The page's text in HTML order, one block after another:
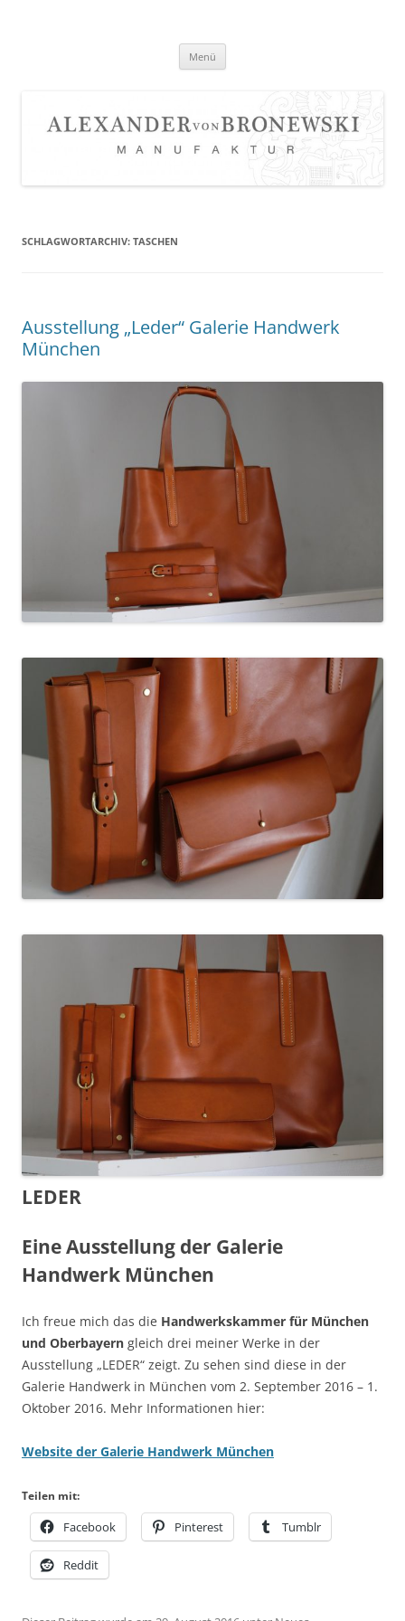
Menü
SCHLAGWORTARCHIV: TASCHEN
Ausstellung „Leder“ Galerie Handwerk
München
LEDER
Eine Ausstellung der Galerie
Handwerk München
Ich freue mich das die Handwerkskammer für München
und Oberbayern gleich drei meiner Werke in der
Ausstellung „LEDER“ zeigt. Zu sehen sind diese in der
Galerie Handwerk in München vom 2. September 2016 – 1.
Oktober 2016. Mehr Informationen hier:
Website der Galerie Handwerk München
Teilen mit:
Facebook Pinterest Tumblr
Reddit